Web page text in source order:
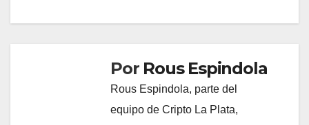
Por Rous Espindola
Rous Espindola, parte del
equipo de Cripto La Plata,